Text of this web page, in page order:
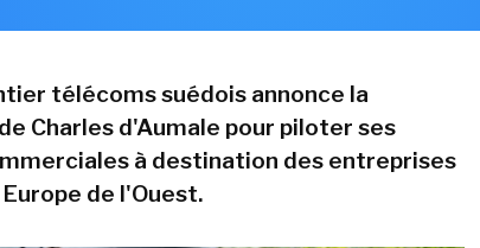
télécoms suédois annonce la
Charles d'Aumale pour piloter ses
à destination des entreprises
de l'Ouest.